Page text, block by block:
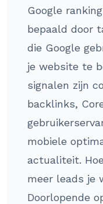
Google
bepaald door
die Google
je website te
signalen zijn
backlinks,
mobiele
actualiteit.
meer leads je
Doorlopende